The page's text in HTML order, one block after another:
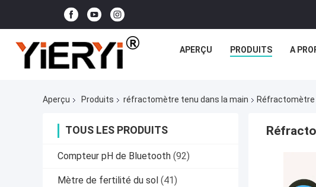
APERÇU PRODUITS A
Aperçu Produits réfractomètre tenu dans la main Réfractomètre
TOUS LES PRODUITS
Compteur pH de Bluetooth (92)
Mètre de fertilité du sol (41)